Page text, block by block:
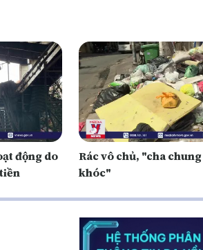
động do
Rác vô chủ, "cha
khóc"